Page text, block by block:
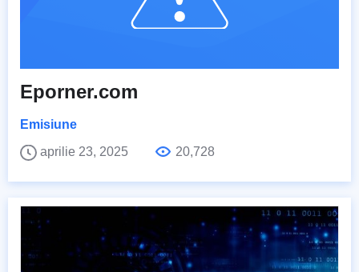
Eporner.com
Emisiune
aprilie 23, 2025
20,728